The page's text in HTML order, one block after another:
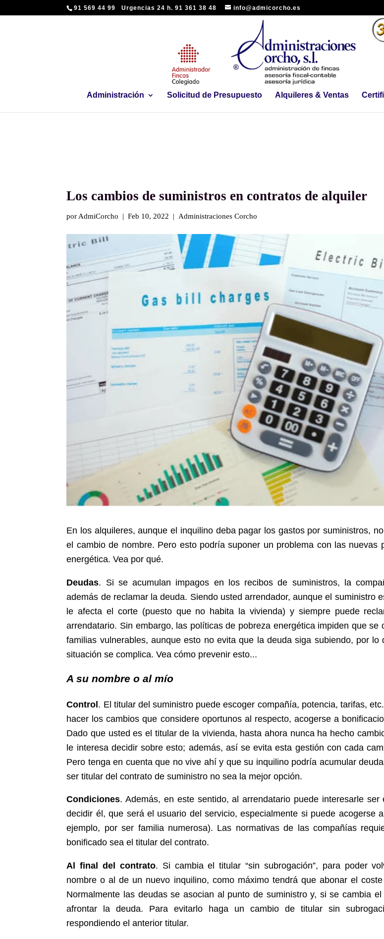
91 569 44 99 Urgencias 24 h. 91 361 38 48 info@admicorcho.es
Administración Solicitud de Presupuesto Alquileres & Ventas
Los cambios de suministros en contratos de alquiler
por AdmiCorcho | Feb 10, 2022 | Administraciones Corcho
En los alquileres, aunque el inquilino deba pagar los gastos por suministros,
el cambio de nombre. Pero esto podría suponer un problema con las nuevas
energética. Vea por qué.
Deudas. Si se acumulan impagos en los recibos de suministros, la
además de reclamar la deuda. Siendo usted arrendador, aunque el suministro
le afecta el corte (puesto que no habita la vivienda) y siempre puede
arrendatario. Sin embargo, las políticas de pobreza energética impiden que se
familias vulnerables, aunque esto no evita que la deuda siga subiendo, por lo
situación se complica. Vea cómo prevenir esto...
A su nombre o al mío
Control. El titular del suministro puede escoger compañía, potencia, tarifas,
hacer los cambios que considere oportunos al respecto, acogerse a
Dado que usted es el titular de la vivienda, hasta ahora nunca ha hecho
le interesa decidir sobre esto; además, así se evita esta gestión con cada
Pero tenga en cuenta que no vive ahí y que su inquilino podría acumular
ser titular del contrato de suministro no sea la mejor opción.
Condiciones. Además, en este sentido, al arrendatario puede interesarle ser
decidir él, que será el usuario del servicio, especialmente si puede acogerse
ejemplo, por ser familia numerosa). Las normativas de las compañías
bonificado sea el titular del contrato.
Al final del contrato. Si cambia el titular “sin subrogación”, para poder
nombre o al de un nuevo inquilino, como máximo tendrá que abonar el
Normalmente las deudas se asocian al punto de suministro y, si se cambia
afrontar la deuda. Para evitarlo haga un cambio de titular sin
respondiendo el anterior titular.